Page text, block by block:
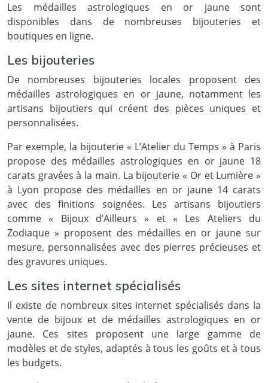
Les médailles astrologiques en or jaune sont
disponibles dans de nombreuses bijouteries et
boutiques en ligne.
Les bijouteries
De nombreuses bijouteries locales proposent des
médailles astrologiques en or jaune, notamment les
artisans bijoutiers qui créent des pièces uniques et
personnalisées.
Par exemple, la bijouterie « L’Atelier du Temps » à Paris
propose des médailles astrologiques en or jaune 18
carats gravées à la main. La bijouterie « Or et Lumière »
à Lyon propose des médailles en or jaune 14 carats
avec des finitions soignées. Les artisans bijoutiers
comme « Bijoux d’Ailleurs » et « Les Ateliers du
Zodiaque » proposent des médailles en or jaune sur
mesure, personnalisées avec des pierres précieuses et
des gravures uniques.
Les sites internet spécialisés
Il existe de nombreux sites internet spécialisés dans la
vente de bijoux et de médailles astrologiques en or
jaune. Ces sites proposent une large gamme de
modèles et de styles, adaptés à tous les goûts et à tous
les budgets.